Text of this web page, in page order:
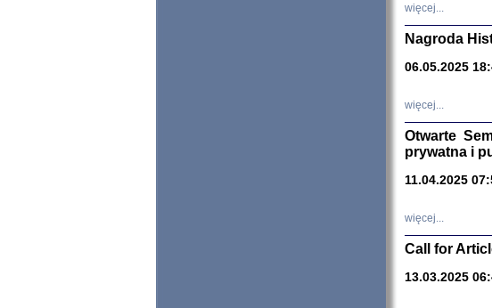
więcej...
Nagroda
06.05.2025
więcej...
Otwarte
prywatna i
11.04.2025
więcej...
Call for
13.03.2025